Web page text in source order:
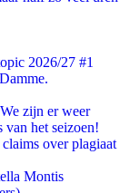
2026/27 #1
zijn er weer
het seizoen!
over plagiaat
Montis